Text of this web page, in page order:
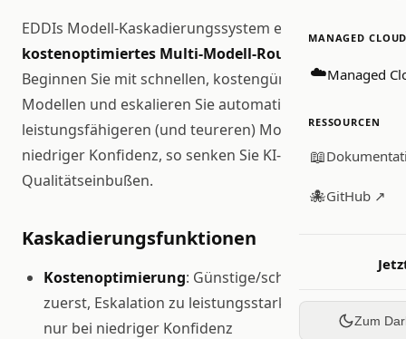
MANAGED
☁️Managed
RESSOURCEN
📖
🐙GitHub ↗
Zum
EDDIs Modell-Kaskadierungssystem ermöglicht
kostenoptimiertes Multi-Modell-Routing
Beginnen Sie mit schnellen, kostengünstigen
Modellen und eskalieren Sie automatisch zu
leistungsfähigeren (und teureren) Modellen nur bei
niedriger Konfidenz, so senken Sie KI-Kosten ohne
Qualitätseinbußen.
Kaskadierungsfunktionen
Kostenoptimierung: Günstige/schnelle Modelle
zuerst, Eskalation zu leistungsstarken Modellen
nur bei niedriger Konfidenz